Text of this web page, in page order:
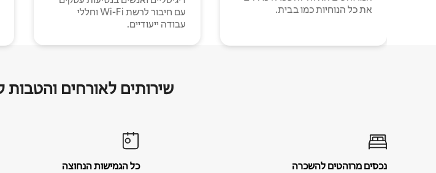
את כל הנוחיות כמו בבית.
עם חיבור לרשת Wi-Fi וחללי
עבודה ייעודיים.
שירותים לאורחים והטבות
נכסים מרוהטים להשכרה
כל הגמישות הנחוצה